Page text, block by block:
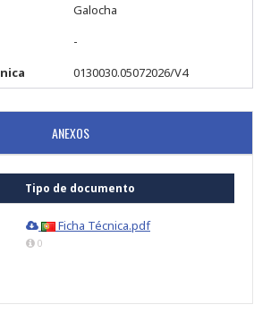
Galocha
-
0130030.05072026/V4
ANEXOS
Tipo de documento
Ficha Técnica.pdf
0